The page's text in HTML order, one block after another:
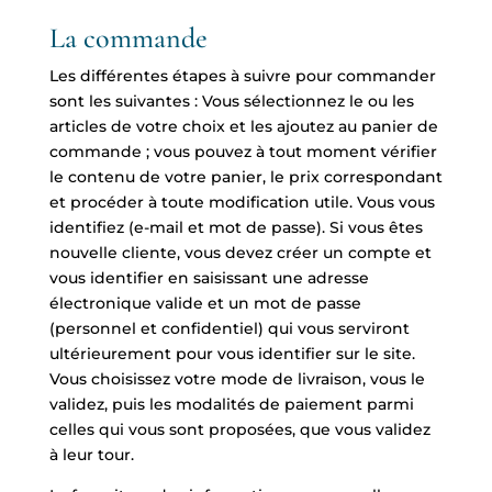
La commande
Les différentes étapes à suivre pour commander
sont les suivantes : Vous sélectionnez le ou les
articles de votre choix et les ajoutez au panier de
commande ; vous pouvez à tout moment vérifier
le contenu de votre panier, le prix correspondant
et procéder à toute modification utile. Vous vous
identifiez (e-mail et mot de passe). Si vous êtes
nouvelle cliente, vous devez créer un compte et
vous identifier en saisissant une adresse
électronique valide et un mot de passe
(personnel et confidentiel) qui vous serviront
ultérieurement pour vous identifier sur le site.
Vous choisissez votre mode de livraison, vous le
validez, puis les modalités de paiement parmi
celles qui vous sont proposées, que vous validez
à leur tour.